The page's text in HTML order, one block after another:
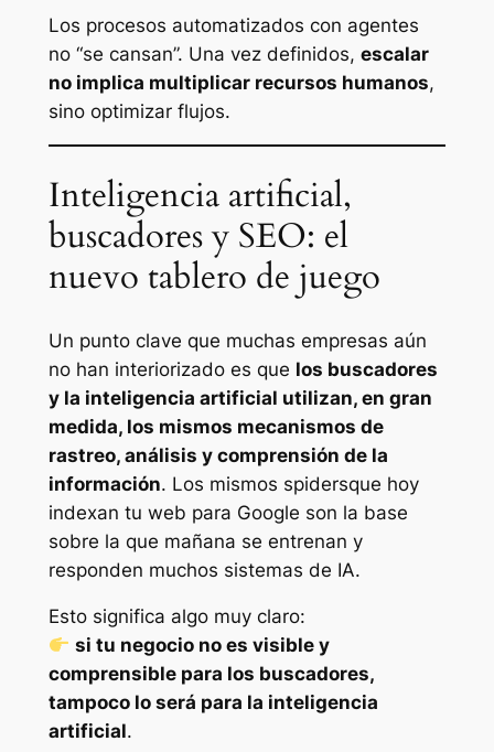
Los procesos automatizados con agentes
no “se cansan”. Una vez definidos, escalar
no implica multiplicar recursos humanos,
sino optimizar flujos.
Inteligencia artificial,
buscadores y SEO: el
nuevo tablero de juego
Un punto clave que muchas empresas aún
no han interiorizado es que los buscadores
y la inteligencia artificial utilizan, en gran
medida, los mismos mecanismos de
rastreo, análisis y comprensión de la
información. Los mismos spidersque hoy
indexan tu web para Google son la base
sobre la que mañana se entrenan y
responden muchos sistemas de IA.
Esto significa algo muy claro:
si tu negocio no es visible y
comprensible para los buscadores,
tampoco lo será para la inteligencia
artificial.